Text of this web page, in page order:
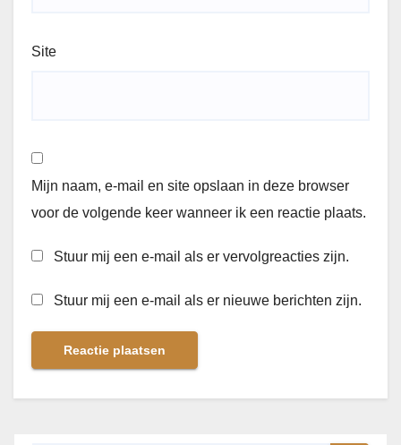
Site
Mijn naam, e-mail en site opslaan in deze browser
voor de volgende keer wanneer ik een reactie plaats.
Stuur mij een e-mail als er vervolgreacties zijn.
Stuur mij een e-mail als er nieuwe berichten zijn.